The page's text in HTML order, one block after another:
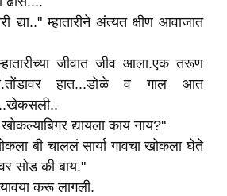
द्या.." म्हातारीने अंत्यत क्षीण आवाजात
जीवात जीव आला.एक तरूण
हात...डोळे व गाल आत
खोकल्याबिगर द्यायला काय नाय?"
बी चाललं सार्या गावचा खोकला घेते
सोड की बाय."
करू लागली.